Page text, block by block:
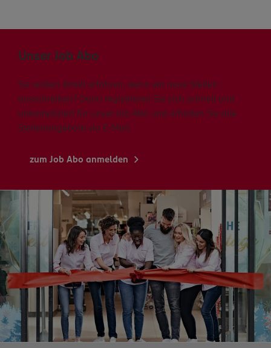
Unser Job Abo
Sie wollen direkt erfahren, wenn wir neue Stellen
ausschreiben? Dann registrieren Sie sich schnell und
unkompliziert für unser Job Abo und erhalten Sie alle
Stellenangebote via E-Mail.
zum Job Abo anmelden